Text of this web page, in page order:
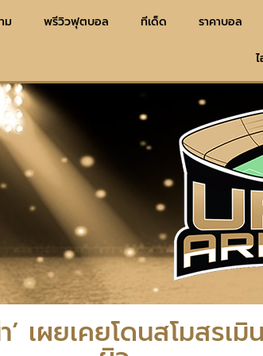
ม พรีวิวฟุตบอล ทีเด็ด ราคาบอล
’ เผยเคยโดนสโมสรเ